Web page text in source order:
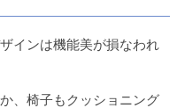
インは機能美が損なわれ
、椅子もクッショニング